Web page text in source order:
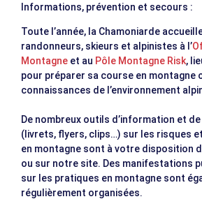
Informations, prévention et secours :
Toute l’année, la Chamoniarde
randonneurs, skieurs et alpinistes à l’
Montagne et au Pôle Montagne Risk,
pour préparer sa course en montagne
connaissances de l’environnement
De nombreux outils d’information et
(livrets, flyers, clips…) sur les risques
en montagne sont à votre disposition
ou sur notre site. Des manifestations
sur les pratiques en montagne sont
régulièrement organisées.